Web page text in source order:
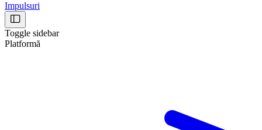
Impulsuri
Toggle sidebar
Platformă